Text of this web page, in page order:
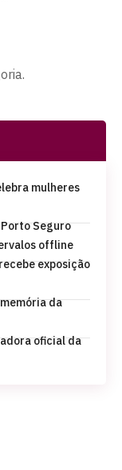
mulheres
Seguro
offline
exposição
da
oficial da